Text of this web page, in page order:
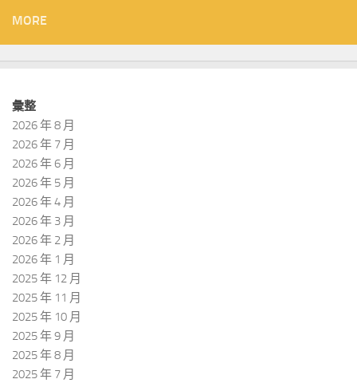
MORE
彙整
2026 年 8 月
2026 年 7 月
2026 年 6 月
2026 年 5 月
2026 年 4 月
2026 年 3 月
2026 年 2 月
2026 年 1 月
2025 年 12 月
2025 年 11 月
2025 年 10 月
2025 年 9 月
2025 年 8 月
2025 年 7 月